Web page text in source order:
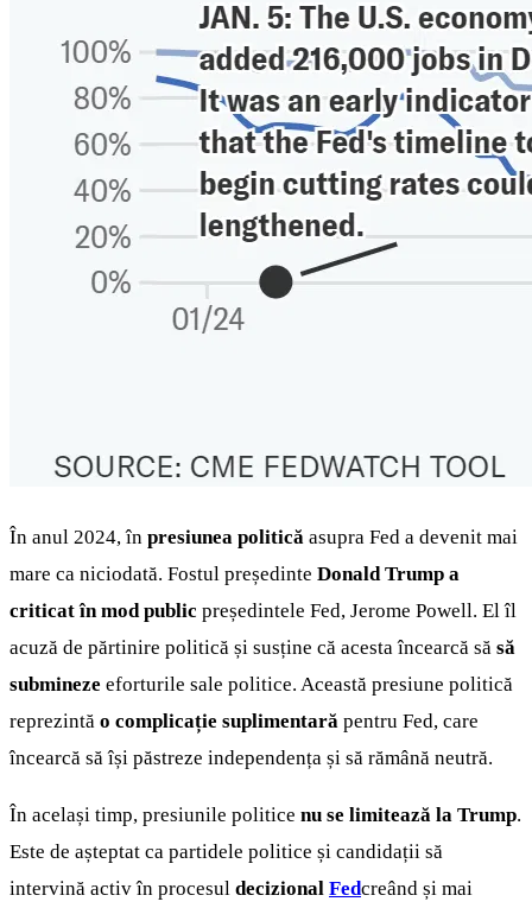
În anul 2024, în presiunea politică asupra Fed a devenit mai
mare ca niciodată. Fostul președinte Donald Trump a
criticat în mod public președintele Fed, Jerome Powell. El îl
acuză de părtinire politică și susține că acesta încearcă să să
submineze eforturile sale politice. Această presiune politică
reprezintă o complicație suplimentară pentru Fed, care
încearcă să își păstreze independența și să rămână neutră.
În același timp, presiunile politice nu se limitează la Trump.
Este de așteptat ca partidele politice și candidații să
intervină activ în procesul decizional Fedcreând și mai